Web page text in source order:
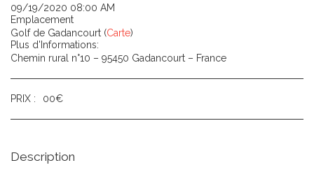
09/19/2020 08:00 AM
Emplacement
Golf de Gadancourt (Carte)
Plus d'Informations:
Chemin rural n°10 – 95450 Gadancourt – France
PRIX : 00€
Description